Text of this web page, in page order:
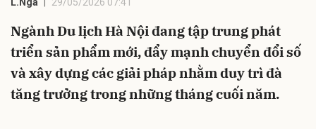
Ngành Du lịch Hà Nội đang tập trung phát
triển sản phẩm mới, đẩy mạnh chuyển đổi số
và xây dựng các giải pháp nhằm duy trì đà
tăng trưởng trong những tháng cuối năm.
Hủy Gửi